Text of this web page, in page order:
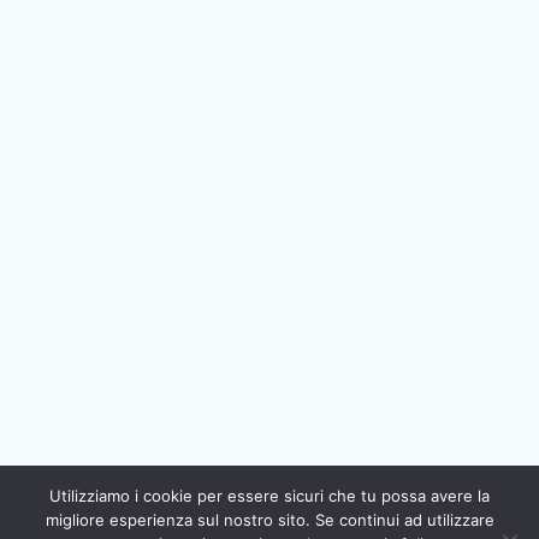
Utilizziamo i cookie per essere sicuri che tu possa avere la
migliore esperienza sul nostro sito. Se continui ad utilizzare